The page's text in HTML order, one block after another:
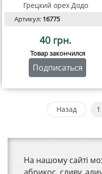
На нашому сайті
Грецкий орех Додо
Артикул: 16775
40 грн.
Товар закончился
Подписаться
Назад 1